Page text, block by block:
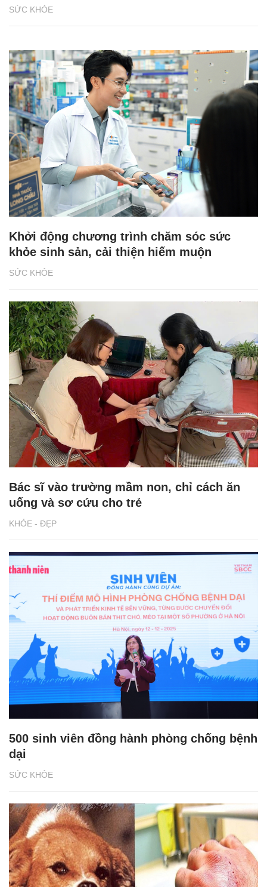
SỨC KHỎE
SỨC KHỎE
Khởi động chương trình chăm sóc sức
khỏe sinh sản, cải thiện hiếm muộn
KHỎE - ĐẸP
Bác sĩ vào trường mầm non, chỉ cách ăn
uống và sơ cứu cho trẻ
SỨC KHỎE
500 sinh viên đồng hành phòng chống bệnh
dại